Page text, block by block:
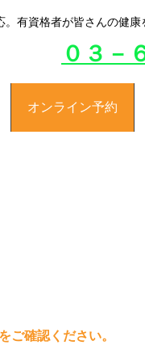
有資格者が皆さんの健康
オンライン予約
０３－
ご確認ください。